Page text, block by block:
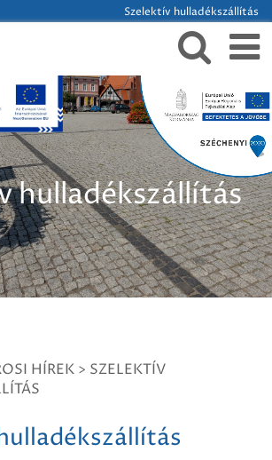
Szelektív hulladékszállítás
hulladékszállítás
HÍREK > SZELEKTÍV